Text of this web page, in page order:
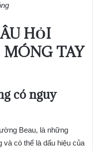
HỎI
MÓNG TAY
có nguy
Beau, là những
có thể là dấu hiệu của